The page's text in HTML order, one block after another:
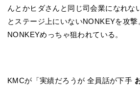
んとかヒダさんと同じ司会業になれな
とステージ上にいないNONKEYを攻撃
NONKEYめっちゃ狙われている。
KMCが「実績だろうが 全員話が下手